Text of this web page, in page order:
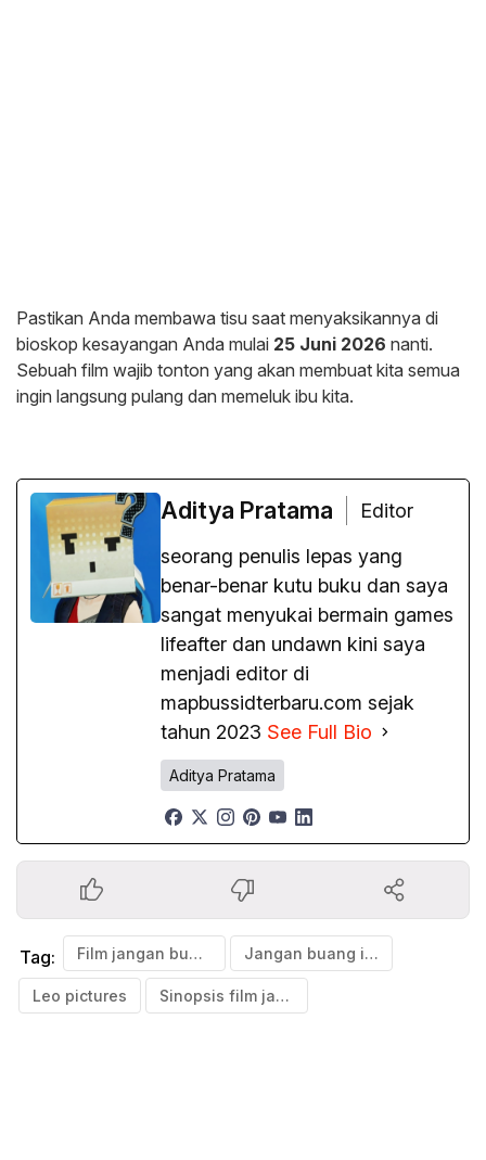
​Pastikan Anda membawa tisu saat menyaksikannya di
bioskop kesayangan Anda mulai 25 Juni 2026 nanti.
Sebuah film wajib tonton yang akan membuat kita semua
ingin langsung pulang dan memeluk ibu kita.
Aditya Pratama
Editor
seorang penulis lepas yang
benar-benar kutu buku dan saya
sangat menyukai bermain games
lifeafter dan undawn kini saya
menjadi editor di
mapbussidterbaru.com sejak
tahun 2023 See Full Bio
Aditya Pratama
Tag: Film jangan buang ibu Jangan buang ibu
Leo pictures Sinopsis film jangan buang ibu